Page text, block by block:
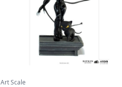
Art Scale